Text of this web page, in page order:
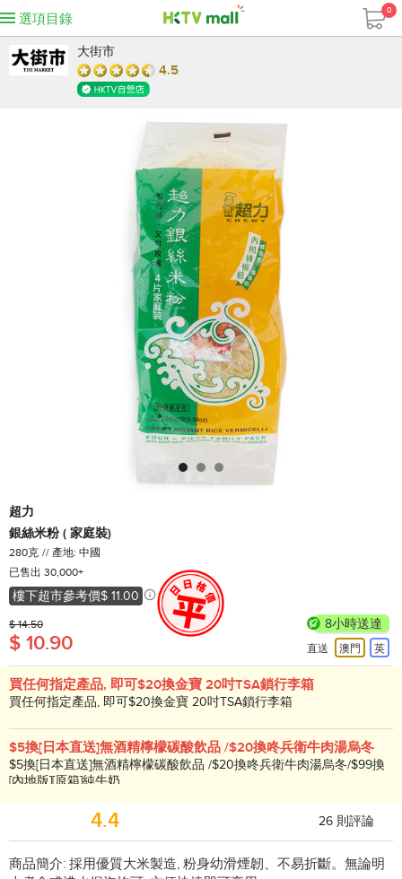
選項目錄
0
大街市
4.5
超力
銀絲米粉 ( 家庭裝)
280克
產地: 中國
已售出 30,000+
樓下超市參考價$ 11.00
$ 14.50
$ 10.90
8小時送達
直送 澳門 英
買任何指定產品, 即可$20換金寶 20吋TSA鎖行李箱
買任何指定產品, 即可$20換金寶 20吋TSA鎖行李箱
$5換[日本直送]無酒精檸檬碳酸飲品 /$20換咚兵衛牛肉湯烏冬
$5換[日本直送]無酒精檸檬碳酸飲品 /$20換咚兵衛牛肉湯烏冬/$99換
[內地版][原箱]純牛奶
4.4 26 則評論
商品簡介: 採用優質大米製造, 粉身幼滑煙韌、不易折斷。無論明